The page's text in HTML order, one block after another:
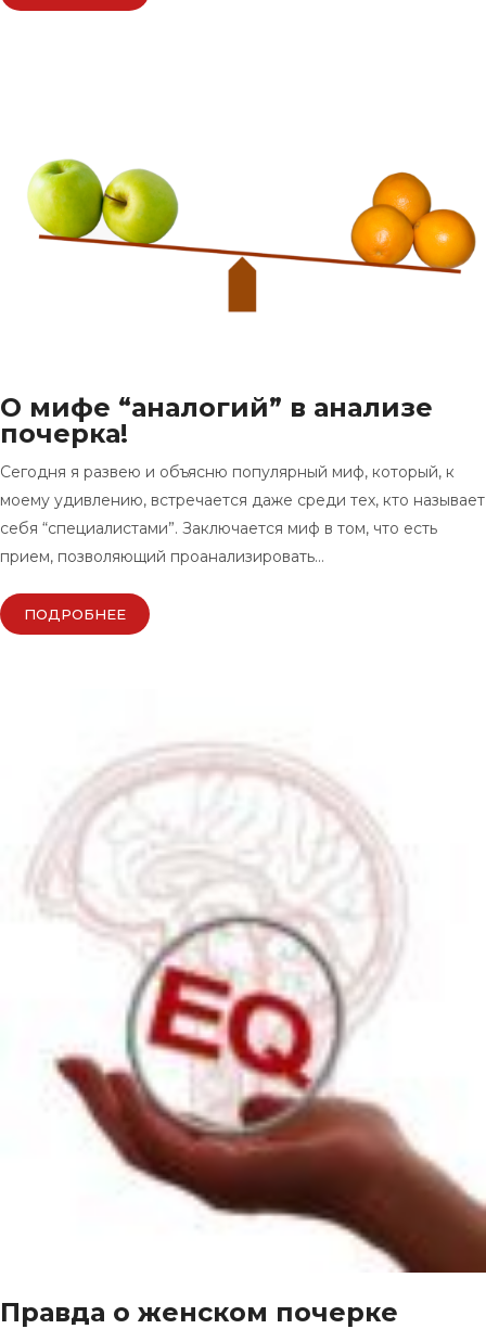
О мифе “аналогий” в анализе
почерка!
Сегодня я развею и объясню популярный миф, который, к
моему удивлению, встречается даже среди тех, кто называет
себя “специалистами”. Заключается миф в том, что есть
прием, позволяющий проанализировать…
ПОДРОБНЕЕ
Правда о женском почерке